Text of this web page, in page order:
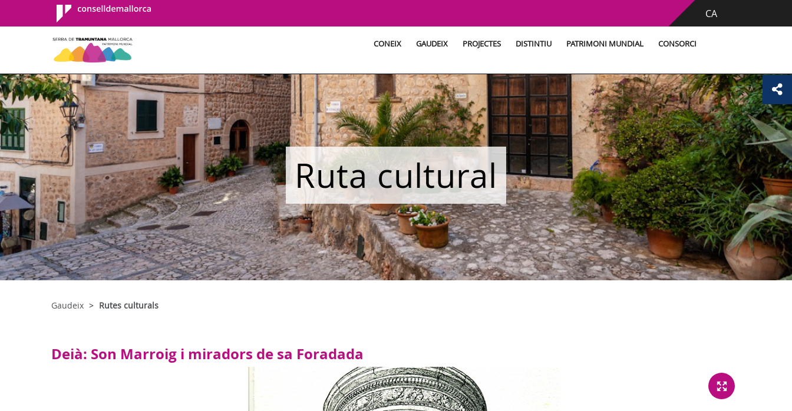
Consell de
Mallorca
CA
CONEIX GAUDEIX PROJECTES DISTINTIU PATRIMONI MUNDIAL CONSORCI
Ruta cultural
Gaudeix Rutes culturals
Deià: Son Marroig i miradors de sa Foradada